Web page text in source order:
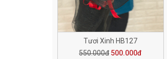
Tươi Xinh HB127
550.000đ 500.000đ